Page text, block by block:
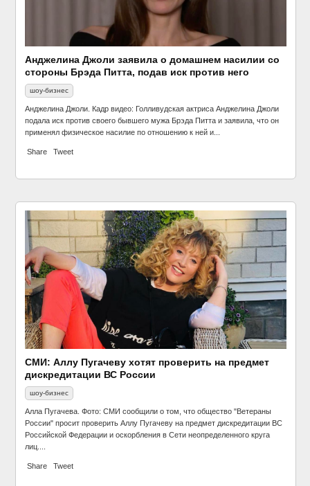
Анджелина Джоли заявила о домашнем насилии со
стороны Брэда Питта, подав иск против него
шоу-бизнес
Анджелина Джоли. Кадр видео: Голливудская актриса Анджелина Джоли
подала иск против своего бывшего мужа Брэда Питта и заявила, что он
применял физическое насилие по отношению к ней и...
Share Tweet
СМИ: Аллу Пугачеву хотят проверить на предмет
дискредитации ВС России
шоу-бизнес
Алла Пугачева. Фото: СМИ сообщили о том, что общество "Ветераны
России" просит проверить Аллу Пугачеву на предмет дискредитации ВС
Российской Федерации и оскорбления в Сети неопределенного круга
лиц....
Share Tweet
Опубликован русский трейлер фантастической
Этот невероятный мир: фотографии галактики
Андромеды, сделанные в Швейцарии
ассорти